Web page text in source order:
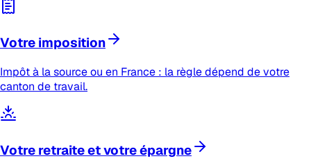
Votre imposition
Impôt à la source ou en France : la règle dépend de votre
canton de travail.
Votre retraite et votre épargne